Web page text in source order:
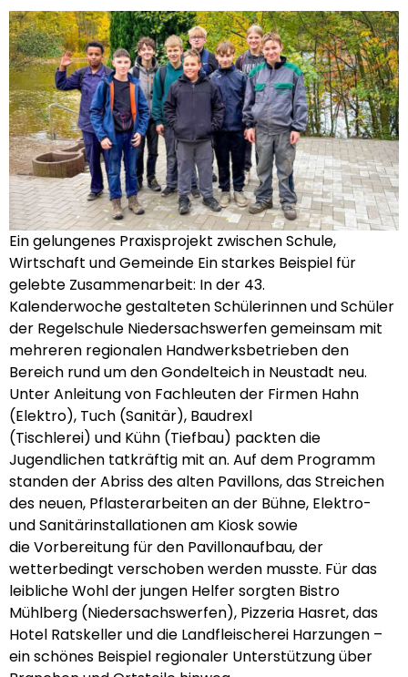
Ein gelungenes Praxisprojekt zwischen Schule,
Wirtschaft und Gemeinde Ein starkes Beispiel für
gelebte Zusammenarbeit: In der 43.
Kalenderwoche gestalteten Schülerinnen und Schüler
der Regelschule Niedersachswerfen gemeinsam mit
mehreren regionalen Handwerksbetrieben den
Bereich rund um den Gondelteich in Neustadt neu.
Unter Anleitung von Fachleuten der Firmen Hahn
(Elektro), Tuch (Sanitär), Baudrexl
(Tischlerei) und Kühn (Tiefbau) packten die
Jugendlichen tatkräftig mit an. Auf dem Programm
standen der Abriss des alten Pavillons, das Streichen
des neuen, Pflasterarbeiten an der Bühne, Elektro-
und Sanitärinstallationen am Kiosk sowie
die Vorbereitung für den Pavillonaufbau, der
wetterbedingt verschoben werden musste. Für das
leibliche Wohl der jungen Helfer sorgten Bistro
Mühlberg (Niedersachswerfen), Pizzeria Hasret, das
Hotel Ratskeller und die Landfleischerei Harzungen –
ein schönes Beispiel regionaler Unterstützung über